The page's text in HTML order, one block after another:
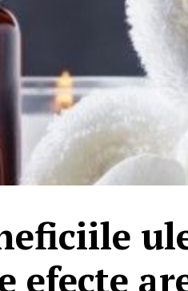
efecte